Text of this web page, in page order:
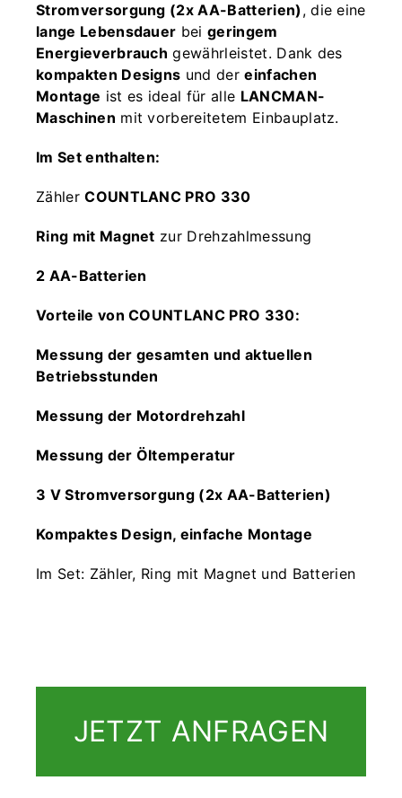
Stromversorgung (2x AA-Batterien) , die eine
lange Lebensdauer beigeringem
Energieverbrauch gewährleistet. Dank des
kompakten Designs und dereinfachen
Montage ist es ideal für alle LANCMAN-
Maschinen mit vorbereitetem Einbauplatz.
Im Set enthalten:
ZählerCOUNTLANC PRO 330
Ring mit Magnet zur Drehzahlmessung
2 AA-Batterien
Vorteile von COUNTLANC PRO 330:
Messung der gesamten und aktuellen
Betriebsstunden
Messung der Motordrehzahl
Messung der Öltemperatur
3 V Stromversorgung (2x AA-Batterien)
Kompaktes Design, einfache Montage
Im Set: Zähler, Ring mit Magnet und Batterien
JETZT ANFRAGEN